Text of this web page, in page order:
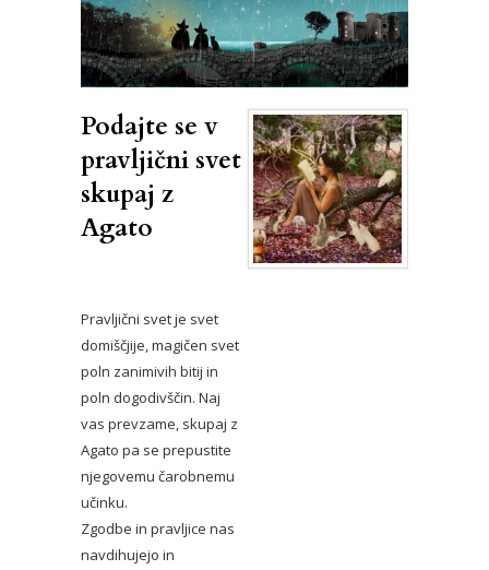
Podajte se v
pravljični svet
skupaj z
Agato
Pravljični svet je svet
domiščjije, magičen svet
poln zanimivih bitij in
poln dogodivščin. Naj
vas prevzame, skupaj z
Agato pa se prepustite
njegovemu čarobnemu
učinku.
Zgodbe in pravljice nas
navdihujejo in